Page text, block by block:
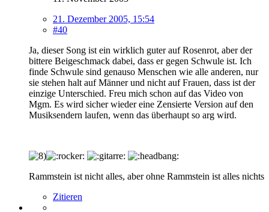
21. Dezember 2005, 15:54
#40
Ja, dieser Song ist ein wirklich guter auf Rosenrot, aber der
bittere Beigeschmack dabei, dass er gegen Schwule ist. Ich
finde Schwule sind genauso Menschen wie alle anderen, nur
sie stehen halt auf Männer und nicht auf Frauen, dass ist der
einzige Unterschied. Freu mich schon auf das Video von
Mgm. Es wird sicher wieder eine Zensierte Version auf den
Musiksendern laufen, wenn das überhaupt so arg wird.
Rammstein ist nicht alles, aber ohne Rammstein ist alles nichts
Zitieren